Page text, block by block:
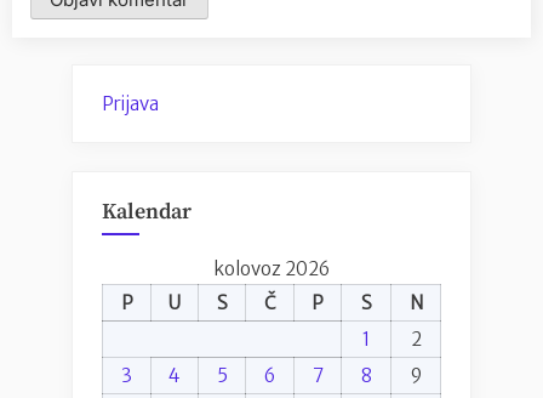
Prijava
Kalendar
kolovoz 2026
P
U S Č P S
N
1
2
3
4 5 6 7 8
9